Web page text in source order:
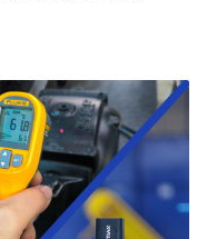
su programa y a la
p